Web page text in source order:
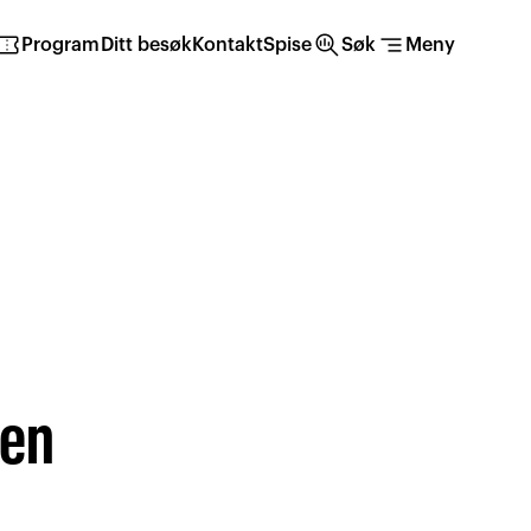
Program Ditt besøkKontaktSpisesearch_insightsSøk segment Meny